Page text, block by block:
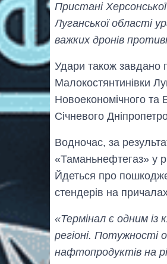
Пристані
Луганської області
важких дронів
Удари також завдано
Малокостянтинівки
Новоекономічного та
Січневого
Водночас, за
«Таманьнефтегаз» у
Йдеться про
стендерів на
«Термінал є одним
регіоні.
нафтопродуктів на